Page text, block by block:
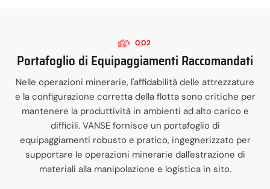
002
Portafoglio di Equipaggiamenti Raccomandati
Nelle operazioni minerarie, l'affidabilità delle attrezzature
e la configurazione corretta della flotta sono critiche per
mantenere la produttività in ambienti ad alto carico e
difficili. VANSE fornisce un portafoglio di
equipaggiamenti robusto e pratico, ingegnerizzato per
supportare le operazioni minerarie dall'estrazione di
materiali alla manipolazione e logistica in sito.